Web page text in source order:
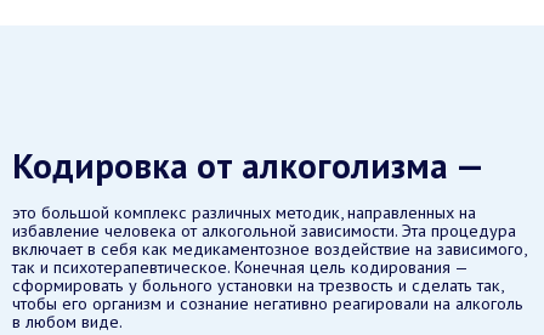
Кодировка от алкоголизма —
это большой комплекс различных методик, направленных на
избавление человека от алкогольной зависимости. Эта процедура
включает в себя как медикаментозное воздействие на зависимого,
так и психотерапевтическое. Конечная цель кодирования —
сформировать у больного установки на трезвость и сделать так,
чтобы его организм и сознание негативно реагировали на алкоголь
в любом виде.